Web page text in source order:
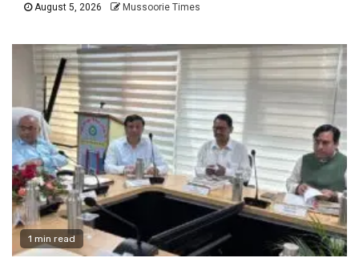
August 5, 2026 Mussoorie Times
1 min read